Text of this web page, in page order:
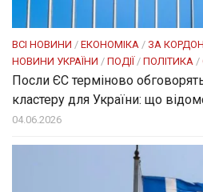
ВСІ НОВИНИ / ЕКОНОМІКА / ЗА
НОВИНИ УКРАЇНИ / ПОДІЇ / ПОЛІТИКА /
Посли ЄC терміново
кластеру для України: що
04.06.2026